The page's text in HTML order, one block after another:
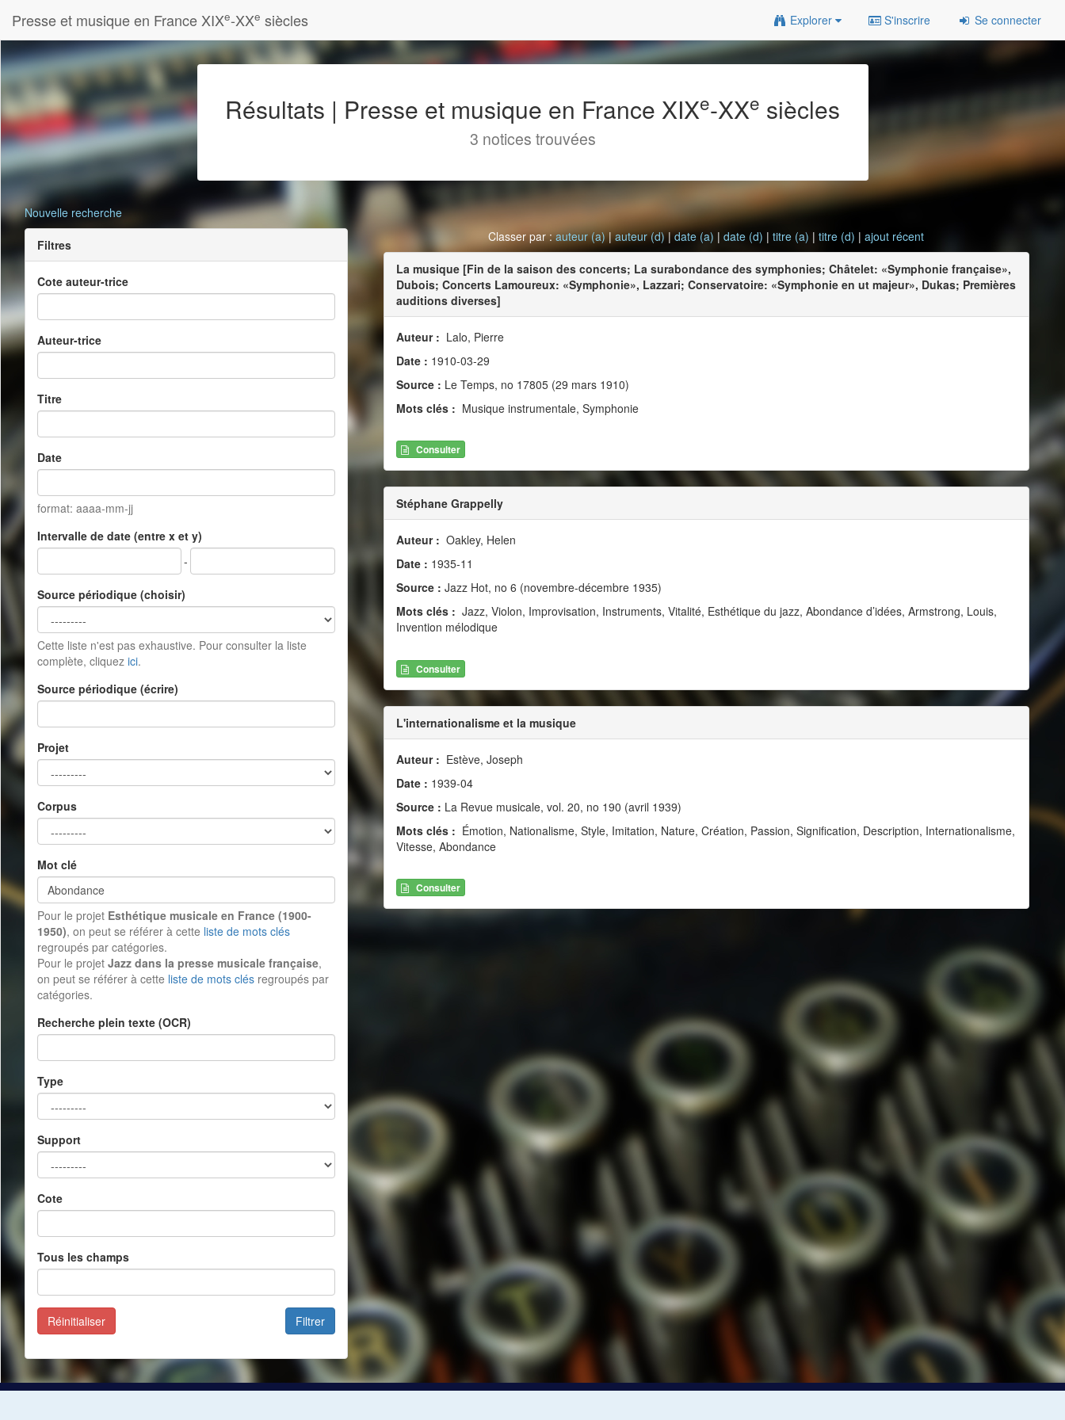
Presse et musique en France XIXe-XXe siècles Explorer S'inscrire Se connecter
Résultats | Presse et musique en France XIXe-XXe siècles
3 notices trouvées
Nouvelle recherche
Filtres
Cote auteur-trice
Auteur-trice
Titre
Date
format: aaaa-mm-jj
Intervalle de date (entre x et y)
-
Source périodique (choisir)
Cette liste n'est pas exhaustive. Pour consulter la liste
complète, cliquez ici.
Source périodique (écrire)
Projet
Corpus
Mot clé
Pour le projet Esthétique musicale en France (1900-
1950), on peut se référer à cette liste de mots clés
regroupés par catégories.
Pour le projet Jazz dans la presse musicale française,
on peut se référer à cette liste de mots clés regroupés par
catégories.
Recherche plein texte (OCR)
Type
Support
Cote
Tous les champs
Filtrer
Réinitialiser
Classer par :auteur (a)|auteur (d)|date (a) |date (d) |titre (a) |titre (d) |ajout récent
La musique [Fin de la saison des concerts; La surabondance des symphonies; Châtelet: «Symphonie française»,
Dubois; Concerts Lamoureux: «Symphonie», Lazzari; Conservatoire: «Symphonie en ut majeur», Dukas; Premières
auditions diverses]
Auteur : Lalo, Pierre
Date : 1910-03-29
Source : Le Temps, no 17805 (29 mars 1910)
Mots clés : Musique instrumentale, Symphonie
Consulter
Stéphane Grappelly
Auteur : Oakley, Helen
Date : 1935-11
Source : Jazz Hot, no 6 (novembre-décembre 1935)
Mots clés : Jazz, Violon, Improvisation, Instruments, Vitalité, Esthétique du jazz, Abondance d’idées, Armstrong, Louis,
Invention mélodique
Consulter
L'internationalisme et la musique
Auteur : Estève, Joseph
Date : 1939-04
Source : La Revue musicale, vol. 20, no 190 (avril 1939)
Mots clés : Émotion, Nationalisme, Style, Imitation, Nature, Création, Passion, Signification, Description, Internationalisme,
Vitesse, Abondance
Consulter